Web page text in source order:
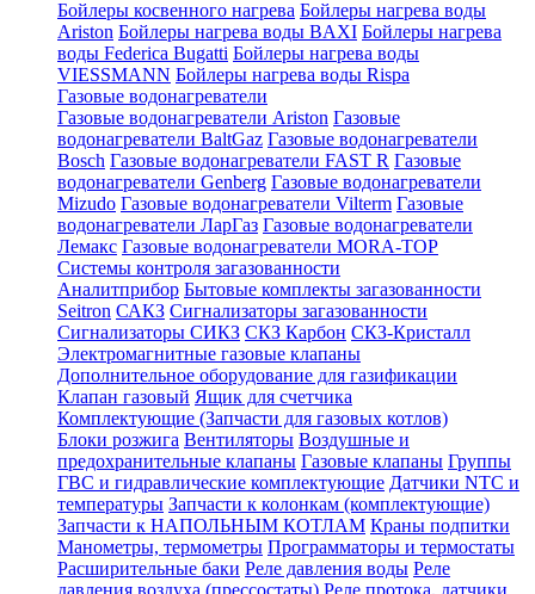
Бойлеры косвенного нагрева Бойлеры нагрева воды
Ariston Бойлеры нагрева воды BAXI Бойлеры нагрева
воды Federica Bugatti Бойлеры нагрева воды
VIESSMANN Бойлеры нагрева воды Rispa
Газовые водонагреватели
Газовые водонагреватели Ariston Газовые
водонагреватели BaltGaz Газовые водонагреватели
Bosch Газовые водонагреватели FAST R Газовые
водонагреватели Genberg Газовые водонагреватели
Mizudo Газовые водонагреватели Vilterm Газовые
водонагреватели ЛарГаз Газовые водонагреватели
Лемакс Газовые водонагреватели MORA-TOP
Системы контроля загазованности
Аналитприбор Бытовые комплекты загазованности
Seitron САКЗ Сигнализаторы загазованности
Сигнализаторы СИКЗ СКЗ Карбон СКЗ-Кристалл
Электромагнитные газовые клапаны
Дополнительное оборудование для газификации
Клапан газовый Ящик для счетчика
Комплектующие (Запчасти для газовых котлов)
Блоки розжига Вентиляторы Воздушные и
предохранительные клапаны Газовые клапаны Группы
ГВС и гидравлические комплектующие Датчики NTC и
температуры Запчасти к колонкам (комплектующие)
Запчасти к НАПОЛЬНЫМ КОТЛАМ Краны подпитки
Манометры, термометры Программаторы и термостаты
Расширительные баки Реле давления воды Реле
давления воздуха (прессостаты) Реле протока, датчики